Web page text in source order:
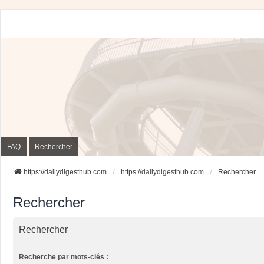
FAQ Rechercher
https://dailydigesthub.com https://dailydigesthub.com Rechercher
Rechercher
Rechercher
Recherche par mots-clés :